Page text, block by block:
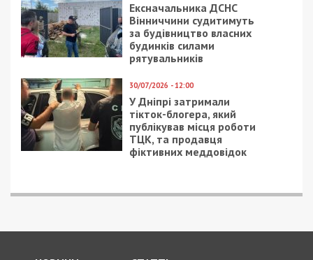
Ексначальника ДСНС
Вінниччини судитимуть
за будівництво власних
будинків силами
рятувальників
30/07/2026 - 12:00
У Дніпрі затримали
тікток-блогера, який
публікував місця роботи
ТЦК, та продавця
фіктивних меддовідок